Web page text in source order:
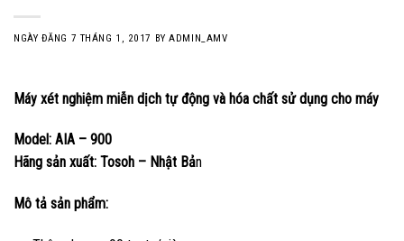
NGÀY ĐĂNG 7 THÁNG 1, 2017 BYADMIN_AMV
Máy xét nghiệm miễn dịch tự động và hóa chất sử dụng cho máy
Model: AIA – 900
Hãng sản xuất: Tosoh – Nhật Bản
Mô tả sản phẩm: